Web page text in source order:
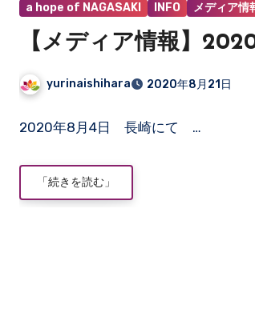
a hope of NAGASAKI INFO メディア情
【メディア情報】
yurinaishihara 2020年8月21日
メ
ト
2020年8月4日 長崎にて …
「続きを読む」